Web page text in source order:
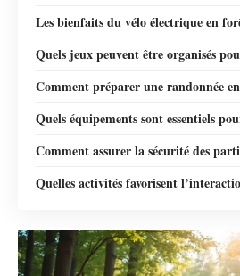
Les bienfaits du vélo électrique en
Quels jeux peuvent être organisés
Comment préparer une randonnée
Quels équipements sont essentiels
Comment assurer la sécurité des
Quelles activités favorisent